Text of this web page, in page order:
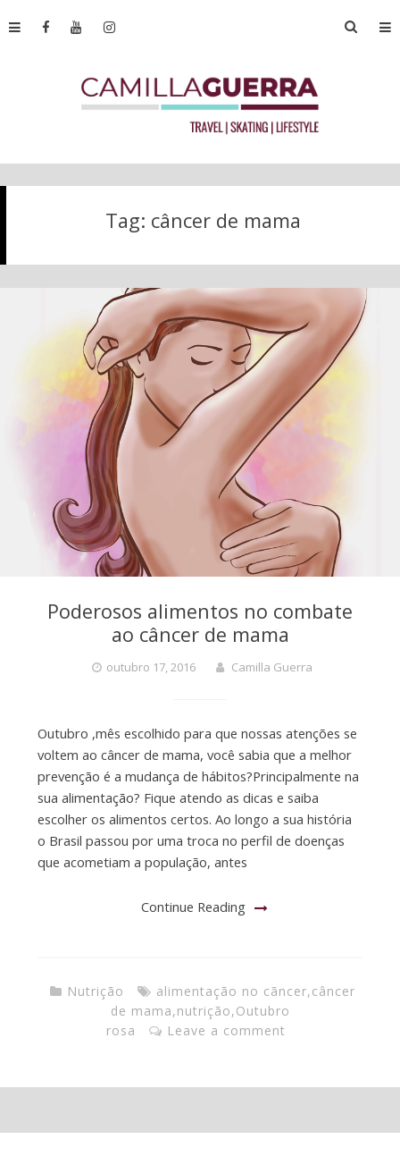
Tag: câncer de mama
Poderosos alimentos no combate
ao câncer de mama
outubro 17, 2016 Camilla Guerra
Outubro ,mês escolhido para que nossas atenções se
voltem ao câncer de mama, você sabia que a melhor
prevenção é a mudança de hábitos?Principalmente na
sua alimentação? Fique atendo as dicas e saiba
escolher os alimentos certos. Ao longo a sua história
o Brasil passou por uma troca no perfil de doenças
que acometiam a população, antes
Continue Reading
Nutrição alimentação no cãncer,câncer
de mama,nutrição,Outubro
rosa
Leave a comment